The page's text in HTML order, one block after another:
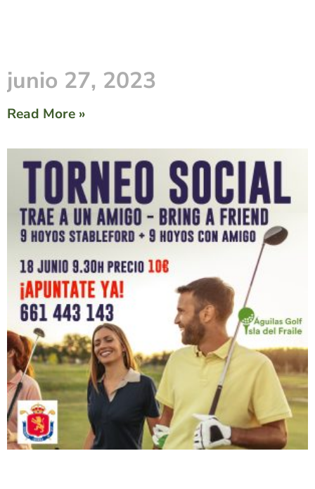
junio 27, 2023
Read More »